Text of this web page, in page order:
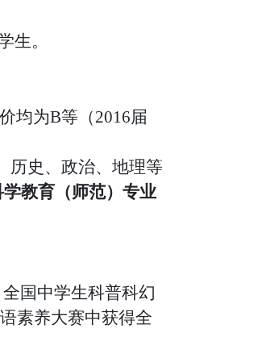
生。
均为B等（2016届
历史、政治、地理等
学教育（师范）专业
国中学生科普科幻
素养大赛中获得全